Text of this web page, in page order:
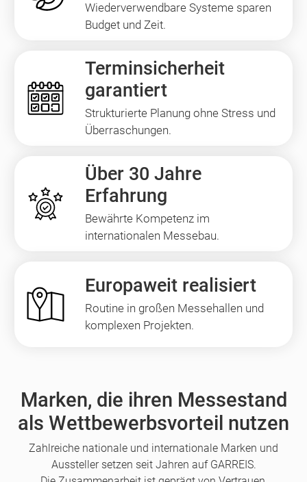
Wiederverwendbare Systeme sparen
Budget und Zeit.
Terminsicherheit
garantiert
Strukturierte Planung ohne Stress und
Überraschungen.
Über 30 Jahre
Erfahrung
Bewährte Kompetenz im
internationalen Messebau.
Europaweit realisiert
Routine in großen Messehallen und
komplexen Projekten.
Marken, die ihren Messestand
als Wettbewerbsvorteil nutzen
Zahlreiche nationale und internationale Marken und
Aussteller setzen seit Jahren auf GARREIS.